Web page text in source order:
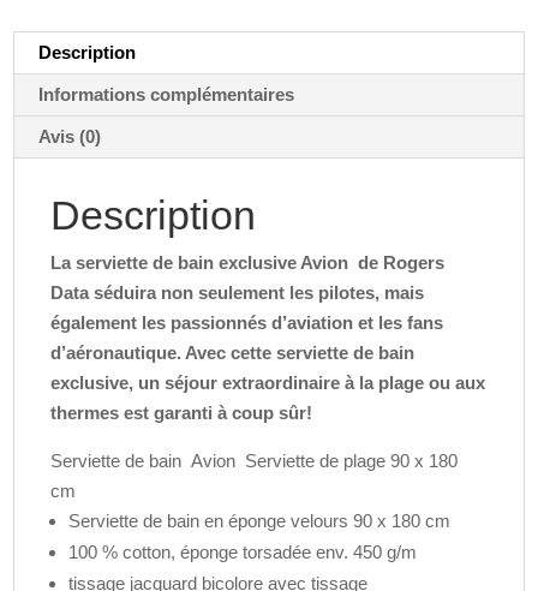
:
Description
Informations complémentaires
Avis (0)
Description
La serviette de bain exclusive Avion de Rogers
Data séduira non seulement les pilotes, mais
également les passionnés d’aviation et les fans
d’aéronautique. Avec cette serviette de bain
exclusive, un séjour extraordinaire à la plage ou aux
thermes est garanti à coup sûr!
Serviette de bain Avion Serviette de plage 90 x 180
cm
Serviette de bain en éponge velours 90 x 180 cm
100 % cotton, éponge torsadée env. 450 g/m
tissage jacquard bicolore avec tissage